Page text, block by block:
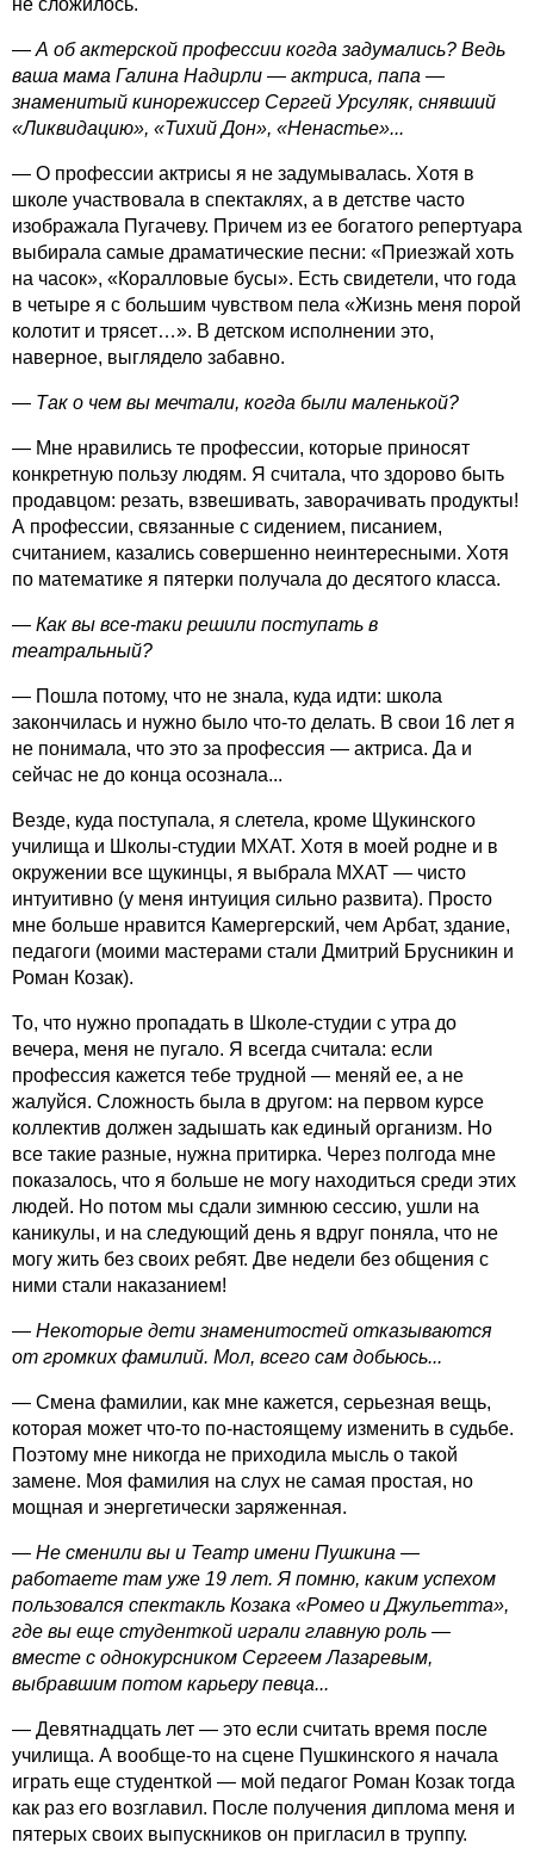
— А об актерской профессии когда задумались? Ведь
ваша мама Галина Надирли — актриса, папа —
знаменитый кинорежиссер Сергей Урсуляк, снявший
«Ликвидацию», «Тихий Дон», «Ненастье»...
— О профессии актрисы я не задумывалась. Хотя в
школе участвовала в спектаклях, а в детстве часто
изображала Пугачеву. Причем из ее богатого репертуара
выбирала самые драматические песни: «Приезжай хоть
на часок», «Коралловые бусы». Есть свидетели, что года
в четыре я с большим чувством пела «Жизнь меня порой
колотит и трясет…». В детском исполнении это,
наверное, выглядело забавно.
— Так о чем вы мечтали, когда были маленькой?
— Мне нравились те профессии, которые приносят
конкретную пользу людям. Я считала, что здорово быть
продавцом: резать, взвешивать, заворачивать продукты!
А профессии, связанные с сидением, писанием,
считанием, казались совершенно неинтересными. Хотя
по математике я пятерки получала до десятого класса.
— Как вы все-таки решили поступать в
театральный?
— Пошла потому, что не знала, куда идти: школа
закончилась и нужно было что-то делать. В свои 16 лет я
не понимала, что это за профессия — актриса. Да и
сейчас не до конца осознала...
Везде, куда поступала, я слетела, кроме Щукинского
училища и Школы-студии МХАТ. Хотя в моей родне и в
окружении все щукинцы, я выбрала МХАТ — чисто
интуитивно (у меня интуиция сильно развита). Просто
мне больше нравится Камергерский, чем Арбат, здание,
педагоги (моими мастерами стали Дмитрий Брусникин и
Роман Козак).
То, что нужно пропадать в Школе-студии с утра до
вечера, меня не пугало. Я всегда считала: если
профессия кажется тебе трудной — меняй ее, а не
жалуйся. Сложность была в другом: на первом курсе
коллектив должен задышать как единый организм. Но
все такие разные, нужна притирка. Через полгода мне
показалось, что я больше не могу находиться среди этих
людей. Но потом мы сдали зимнюю сессию, ушли на
каникулы, и на следующий день я вдруг поняла, что не
могу жить без своих ребят. Две недели без общения с
ними стали наказанием!
— Некоторые дети знаменитостей отказываются
от громких фамилий. Мол, всего сам добьюсь...
— Смена фамилии, как мне кажется, серьезная вещь,
которая может что-то по-настоящему изменить в судьбе.
Поэтому мне никогда не приходила мысль о такой
замене. Моя фамилия на слух не самая простая, но
мощная и энергетически заряженная.
— Не сменили вы и Театр имени Пушкина —
работаете там уже 19 лет. Я помню, каким успехом
пользовался спектакль Козака «Ромео и Джульетта»,
где вы еще студенткой играли главную роль —
вместе с однокурсником Сергеем Лазаревым,
выбравшим потом карьеру певца...
— Девятнадцать лет — это если считать время после
училища. А вообще-то на сцене Пушкинского я начала
играть еще студенткой — мой педагог Роман Козак тогда
как раз его возглавил. После получения диплома меня и
пятерых своих выпускников он пригласил в труппу.